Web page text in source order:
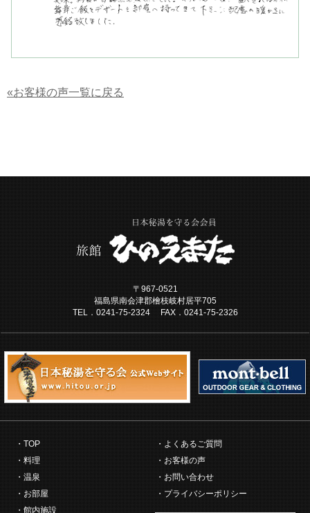
«お客様の声一覧に戻る
〒967-0521
福島県南会津郡檜枝岐村居平705
TEL．0241-75-2324 FAX．0241-75-2326
TOP
料理
温泉
お部屋
館内施設
よくあるご質問
お客様の声
お問い合わせ
プライバシーポリシー